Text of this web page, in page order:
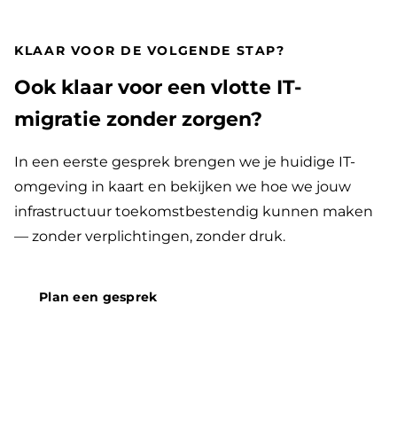
KLAAR VOOR DE VOLGENDE STAP?
Ook klaar voor een vlotte IT-
migratie zonder zorgen?
In een eerste gesprek brengen we je huidige IT-
omgeving in kaart en bekijken we hoe we jouw
infrastructuur toekomstbestendig kunnen maken
— zonder verplichtingen, zonder druk.
Plan een gesprek